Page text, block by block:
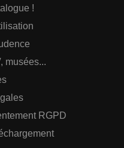
!
musées...
RGPD